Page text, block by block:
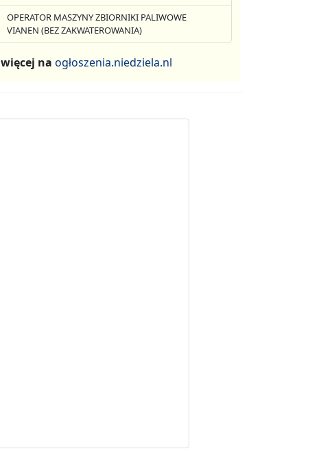
OPERATOR MASZYNY ZBIORNIKI PALIWOWE
VIANEN (BEZ ZAKWATEROWANIA)
więcej na ogłoszenia.niedziela.nl